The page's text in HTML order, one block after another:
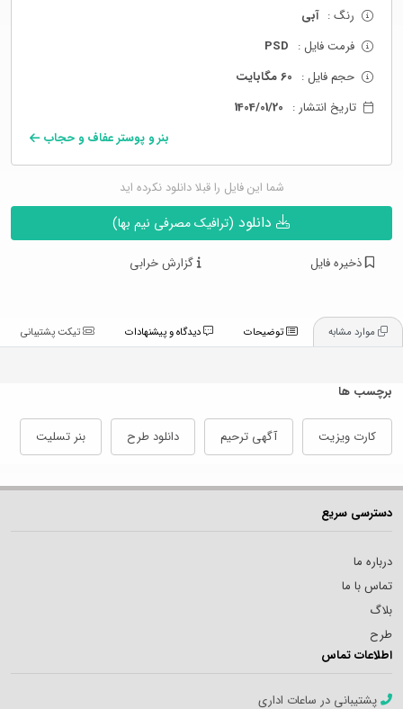
رنگ : آبی
فرمت فایل : PSD
حجم فایل : 60 مگابایت
تاریخ انتشار : 1404/01/20
بنر و پوستر عفاف و حجاب
شما این فایل را قبلا دانلود نکرده اید
(ترافیک مصرفی نیم بها)
ذخیره فایل گزارش خرابی
توضیحات تیکت پشتیبانی
برچسب ها
کارت ویزیت آگهی ترحیم دانلود طرح بنر تسلیت
دسترسی سریع
درباره ما
تماس با ما
بلاگ
طرح
اطلاعات تماس
پشتیبانی در ساعات اداری